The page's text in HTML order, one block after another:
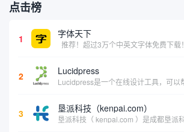
点击榜
1 字体天下
推荐！超过3万个中英文字体免费下载！
2 Lucidpress
3 垦派科技（kenpai.com）